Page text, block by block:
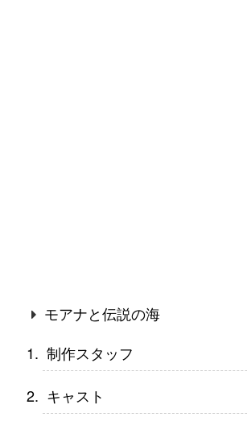
モアナと伝説の海
制作スタッフ
キャスト